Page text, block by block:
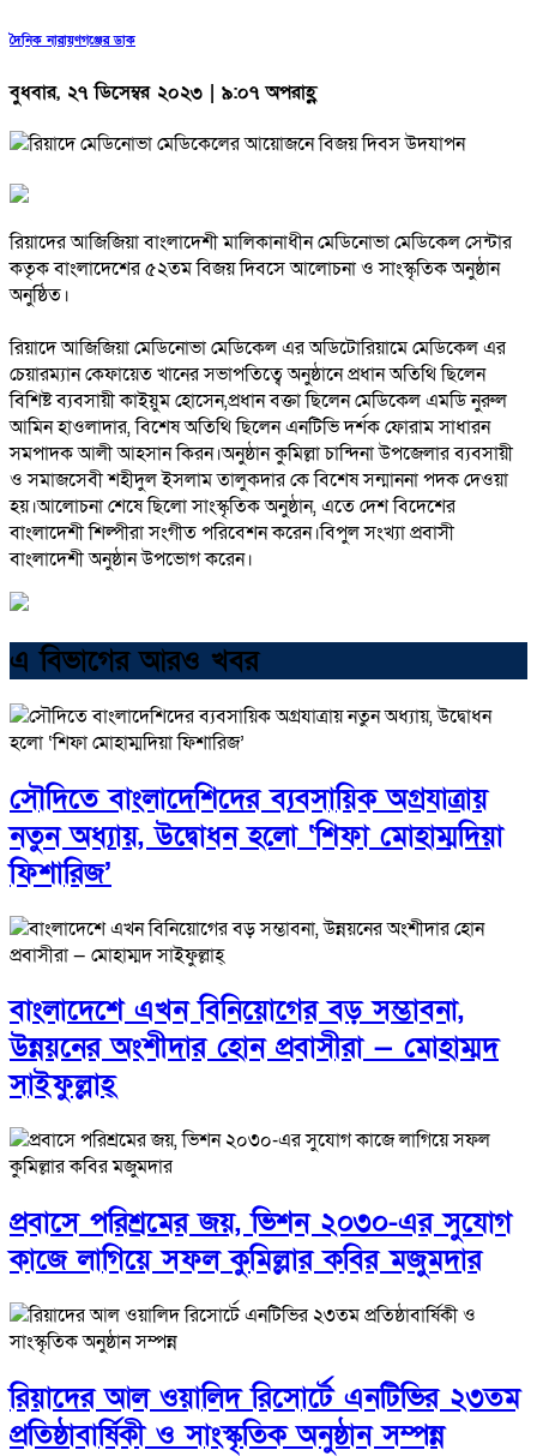
দৈনিক নারায়ণগঞ্জের ডাক
বুধবার, ২৭ ডিসেম্বর ২০২৩ | ৯:০৭ অপরাহ্ণ
রিয়াদের আজিজিয়া বাংলাদেশী মালিকানাধীন মেডিনোভা মেডিকেল সেন্টার
কতৃক বাংলাদেশের ৫২তম বিজয় দিবসে আলোচনা ও সাংস্কৃতিক অনুষ্ঠান
অনুষ্ঠিত।
রিয়াদে আজিজিয়া মেডিনোভা মেডিকেল এর অডিটোরিয়ামে মেডিকেল এর
চেয়ারম্যান কেফায়েত খানের সভাপতিত্বে অনুষ্ঠানে প্রধান অতিথি ছিলেন
বিশিষ্ট ব্যবসায়ী কাইয়ুম হোসেন,প্রধান বক্তা ছিলেন মেডিকেল এমডি নুরুল
আমিন হাওলাদার, বিশেষ অতিথি ছিলেন এনটিভি দর্শক ফোরাম সাধারন
সমপাদক আলী আহসান কিরন।অনুষ্ঠান কুমিল্লা চান্দিনা উপজেলার ব্যবসায়ী
ও সমাজসেবী শহীদুল ইসলাম তালুকদার কে বিশেষ সন্মাননা পদক দেওয়া
হয়।আলোচনা শেষে ছিলো সাংস্কৃতিক অনুষ্ঠান, এতে দেশ বিদেশের
বাংলাদেশী শিল্পীরা সংগীত পরিবেশন করেন।বিপুল সংখ্যা প্রবাসী
বাংলাদেশী অনুষ্ঠান উপভোগ করেন।
এ বিভাগের আরও খবর
সৌদিতে বাংলাদেশিদের ব্যবসায়িক অগ্রযাত্রায়
নতুন অধ্যায়, উদ্বোধন হলো ‘শিফা মোহাম্মদিয়া
ফিশারিজ’
বাংলাদেশে এখন বিনিয়োগের বড় সম্ভাবনা,
উন্নয়নের অংশীদার হোন প্রবাসীরা — মোহাম্মদ
সাইফুল্লাহ্
প্রবাসে পরিশ্রমের জয়, ভিশন ২০৩০-এর সুযোগ
কাজে লাগিয়ে সফল কুমিল্লার কবির মজুমদার
রিয়াদের আল ওয়ালিদ রিসোর্টে এনটিভির ২৩তম
প্রতিষ্ঠাবার্ষিকী ও সাংস্কৃতিক অনুষ্ঠান সম্পন্ন